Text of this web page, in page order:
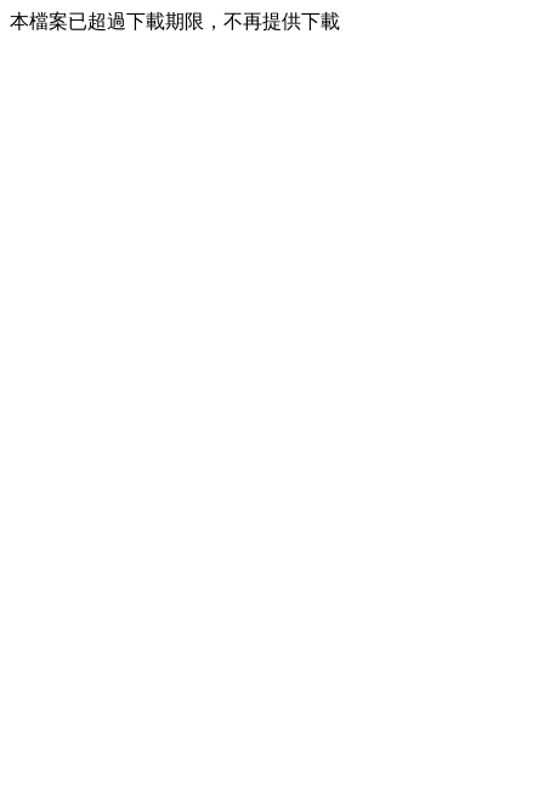
本檔案已超過下載期限，不再提供下載